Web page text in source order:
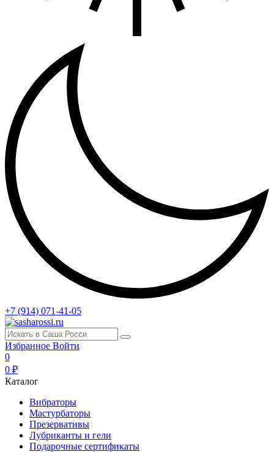
+7 (914) 071-41-05
Избранное Войти
0
0 ₽
Каталог
Вибраторы
Мастурбаторы
Презервативы
Лубриканты и гели
Подарочные сертификаты